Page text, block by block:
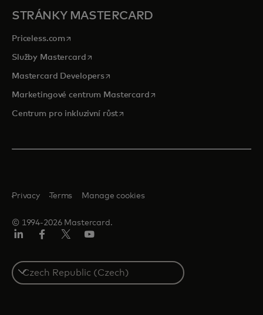
STRÁNKY MASTERCARD
Priceless.com opens in a new tab
Služby Mastercardopens in a new tab
Mastercard Developersopens in a new tab
Marketingové centrum Mastercardopens in a new tab
Centrum pro inkluzivní růstopens in a new tab
© 1994-2026 Mastercard.
Privacy Terms Manage cookies
Select
a
country